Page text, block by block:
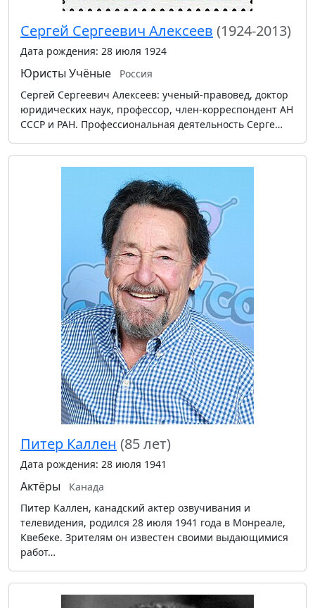
Сергей Сергеевич Алексеев (1924-2013)
Дата рождения: 28 июля 1924
Юристы Учёные
Россия
Сергей Сергеевич Алексеев: ученый-правовед, доктор
юридических наук, профессор, член-корреспондент АН
СССР и РАН. Профессиональная деятельность Серге…
Питер Каллен (85 лет)
Дата рождения: 28 июля 1941
Актёры
Канада
Питер Каллен, канадский актер озвучивания и
телевидения, родился 28 июля 1941 года в Монреале,
Квебеке. Зрителям он известен своими выдающимися
работ…